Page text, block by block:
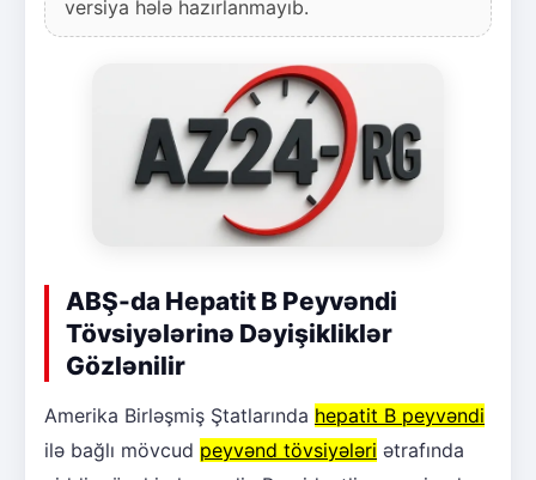
versiya hələ hazırlanmayıb.
ABŞ-da Hepatit B Peyvəndi
Tövsiyələrinə Dəyişikliklər
Gözlənilir
Amerika Birləşmiş Ştatlarında hepatit B peyvəndi
ilə bağlı mövcud peyvənd tövsiyələri ətrafında